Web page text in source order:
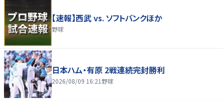
【速報】西武 vs. ソフトバンクほか
野球
日本ハム・有原 2戦連続完封勝利
2026/08/09 16:21 野球